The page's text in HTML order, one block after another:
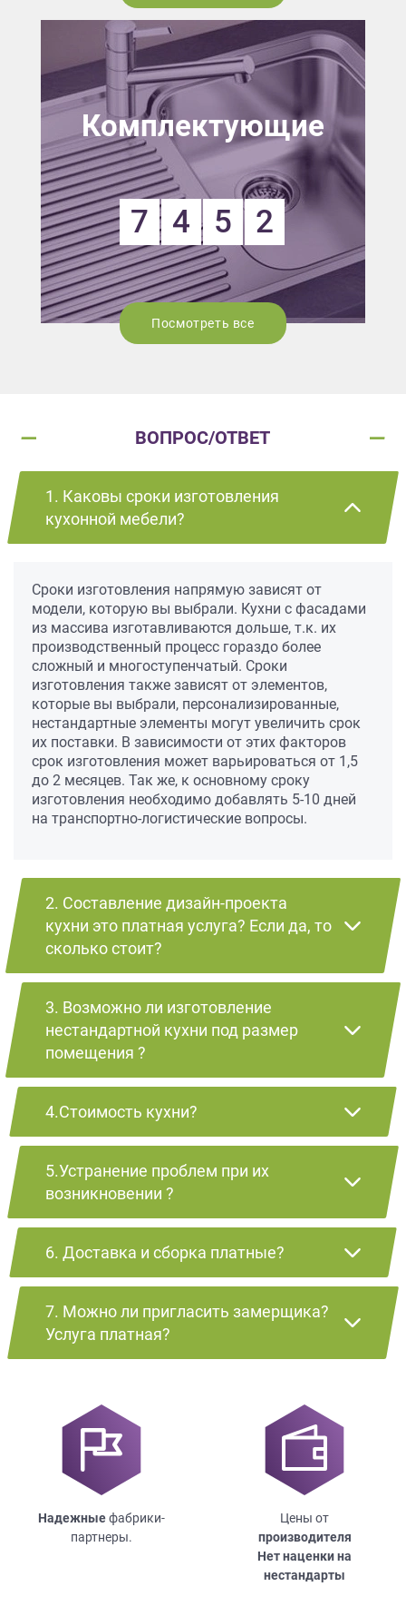
Комплектующие
7 4 5 2
Посмотреть все
ВОПРОС/ОТВЕТ
1. Каковы сроки изготовления
кухонной мебели?
Сроки изготовления напрямую зависят от
модели, которую вы выбрали. Кухни с фасадами
из массива изготавливаются дольше, т.к. их
производственный процесс гораздо более
сложный и многоступенчатый. Сроки
изготовления также зависят от элементов,
которые вы выбрали, персонализированные,
нестандартные элементы могут увеличить срок
их поставки. В зависимости от этих факторов
срок изготовления может варьироваться от 1,5
до 2 месяцев. Так же, к основному сроку
изготовления необходимо добавлять 5-10 дней
на транспортно-логистические вопросы.
2. Составление дизайн-проекта
кухни это платная услуга? Если да, то
сколько стоит?
3. Возможно ли изготовление
нестандартной кухни под размер
помещения ?
4.Стоимость кухни?
5.Устранение проблем при их
возникновении ?
6. Доставка и сборка платные?
7. Можно ли пригласить замерщика?
Услуга платная?
Надежныефабрики-
партнеры.
Цены от
производителя
Нет наценки на
нестандарты